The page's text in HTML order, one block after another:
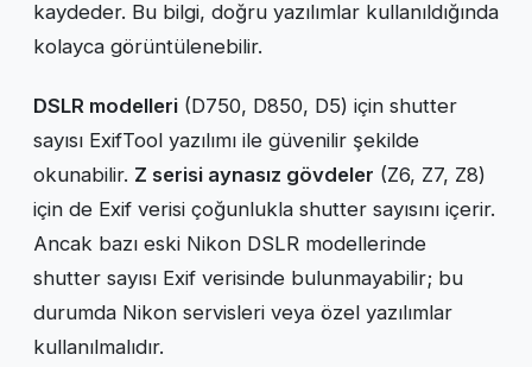
kaydeder. Bu bilgi, doğru yazılımlar kullanıldığında
kolayca görüntülenebilir.
DSLR modelleri (D750, D850, D5) için shutter
sayısı ExifTool yazılımı ile güvenilir şekilde
okunabilir. Z serisi aynasız gövdeler (Z6, Z7, Z8)
için de Exif verisi çoğunlukla shutter sayısını içerir.
Ancak bazı eski Nikon DSLR modellerinde
shutter sayısı Exif verisinde bulunmayabilir; bu
durumda Nikon servisleri veya özel yazılımlar
kullanılmalıdır.